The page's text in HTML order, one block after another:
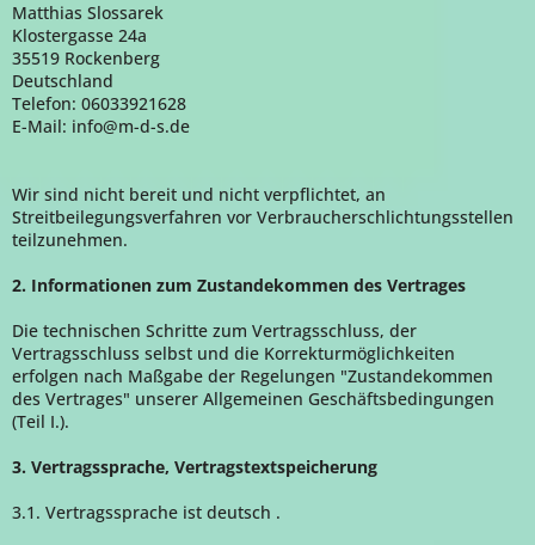
Matthias Slossarek
Klostergasse 24a
35519 Rockenberg
Deutschland
Telefon: 06033921628
E-Mail: info@m-d-s.de
Wir sind nicht bereit und nicht verpflichtet, an
Streitbeilegungsverfahren vor Verbraucherschlichtungsstellen
teilzunehmen.
2. Informationen zum Zustandekommen des Vertrages
Die technischen Schritte zum Vertragsschluss, der
Vertragsschluss selbst und die Korrekturmöglichkeiten
erfolgen nach Maßgabe der Regelungen "Zustandekommen
des Vertrages" unserer Allgemeinen Geschäftsbedingungen
(Teil I.).
3. Vertragssprache, Vertragstextspeicherung
3.1. Vertragssprache ist deutsch .